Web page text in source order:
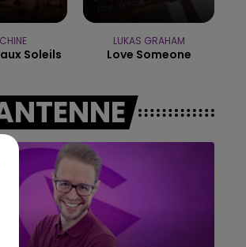
- 14h00
DE CAISSE
Soleils
LUKAS GRAHAM
Love Someone